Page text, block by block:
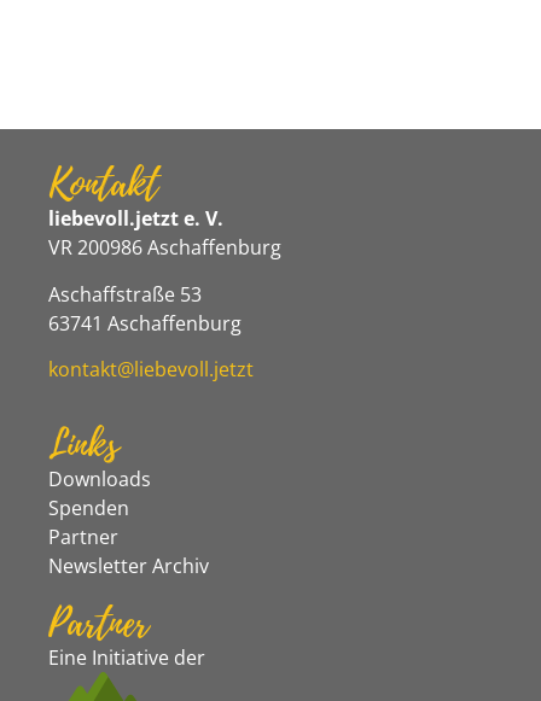
Kontakt
liebevoll.jetzt e. V.
VR 200986 Aschaffenburg
Aschaffstraße 53
63741 Aschaffenburg
kontakt@liebevoll.jetzt
Links
Downloads
Spenden
Partner
Newsletter Archiv
Partner
Eine Initiative der